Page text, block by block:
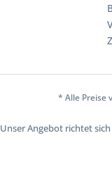
* Alle Preise
Unser Angebot richtet